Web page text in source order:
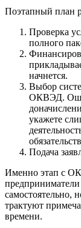
Поэтапный план
Проверка
полного
начнется.
Выбор
ОКВЭД.
укажете
Подача
Именно этап с
самостоятельно,
трактуют
времени.